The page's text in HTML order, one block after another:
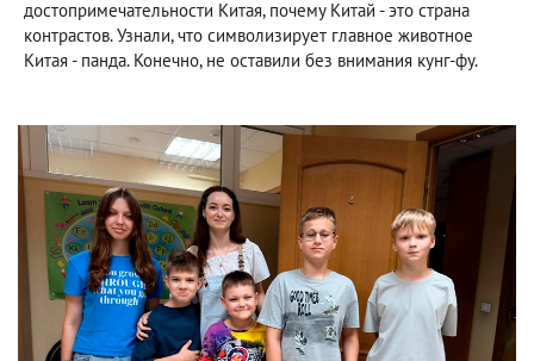
достопримечательности Китая, почему Китай - это страна
контрастов. Узнали, что символизирует главное животное
Китая - панда. Конечно, не оставили без внимания кунг-фу.